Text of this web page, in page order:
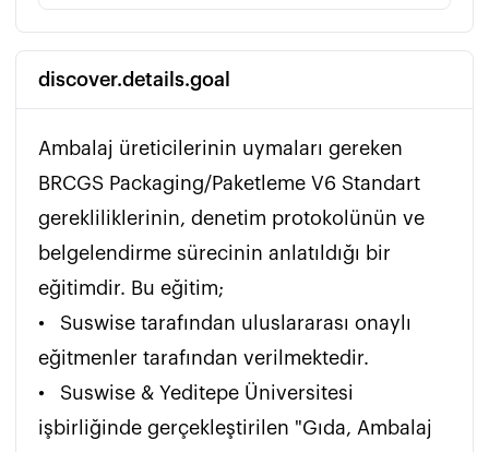
discover.details.goal
Ambalaj üreticilerinin uymaları gereken
BRCGS Packaging/Paketleme V6 Standart
gerekliliklerinin, denetim protokolünün ve
belgelendirme sürecinin anlatıldığı bir
eğitimdir. Bu eğitim;
•	Suswise tarafından uluslararası onaylı
eğitmenler tarafından verilmektedir.
•	Suswise & Yeditepe Üniversitesi
işbirliğinde gerçekleştirilen "Gıda, Ambalaj